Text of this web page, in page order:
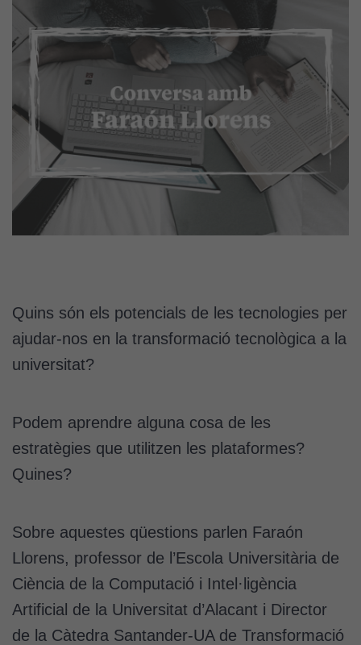
Quins són els potencials de les tecnologies per
ajudar-nos en la transformació tecnològica a la
universitat?
Podem aprendre alguna cosa de les
estratègies que utilitzen les plataformes?
Quines?
Sobre aquestes qüestions parlen Faraón
Llorens, professor de l’Escola Universitària de
Ciència de la Computació i Intel·ligència
Artificial de la Universitat d’Alacant i Director
de la Càtedra Santander-UA de Transformació